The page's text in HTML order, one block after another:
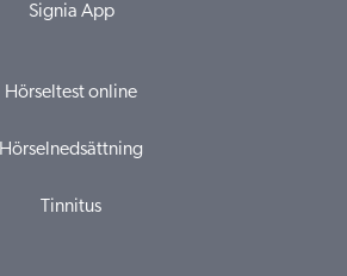
Signia App
Hörseltest online
Hörselnedsättning
Tinnitus